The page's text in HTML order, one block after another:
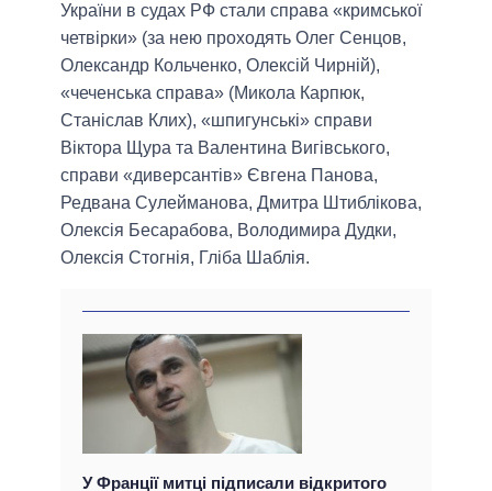
України в судах РФ стали справа «кримської
четвірки» (за нею проходять Олег Сенцов,
Олександр Кольченко, Олексій Чирній),
«чеченська справа» (Микола Карпюк,
Станіслав Клих), «шпигунські» справи
Віктора Щура та Валентина Вигівського,
справи «диверсантів» Євгена Панова,
Редвана Сулейманова, Дмитра Штиблікова,
Олексія Бесарабова, Володимира Дудки,
Олексія Стогнія, Гліба Шаблія.
У Франції митці підписали відкритого